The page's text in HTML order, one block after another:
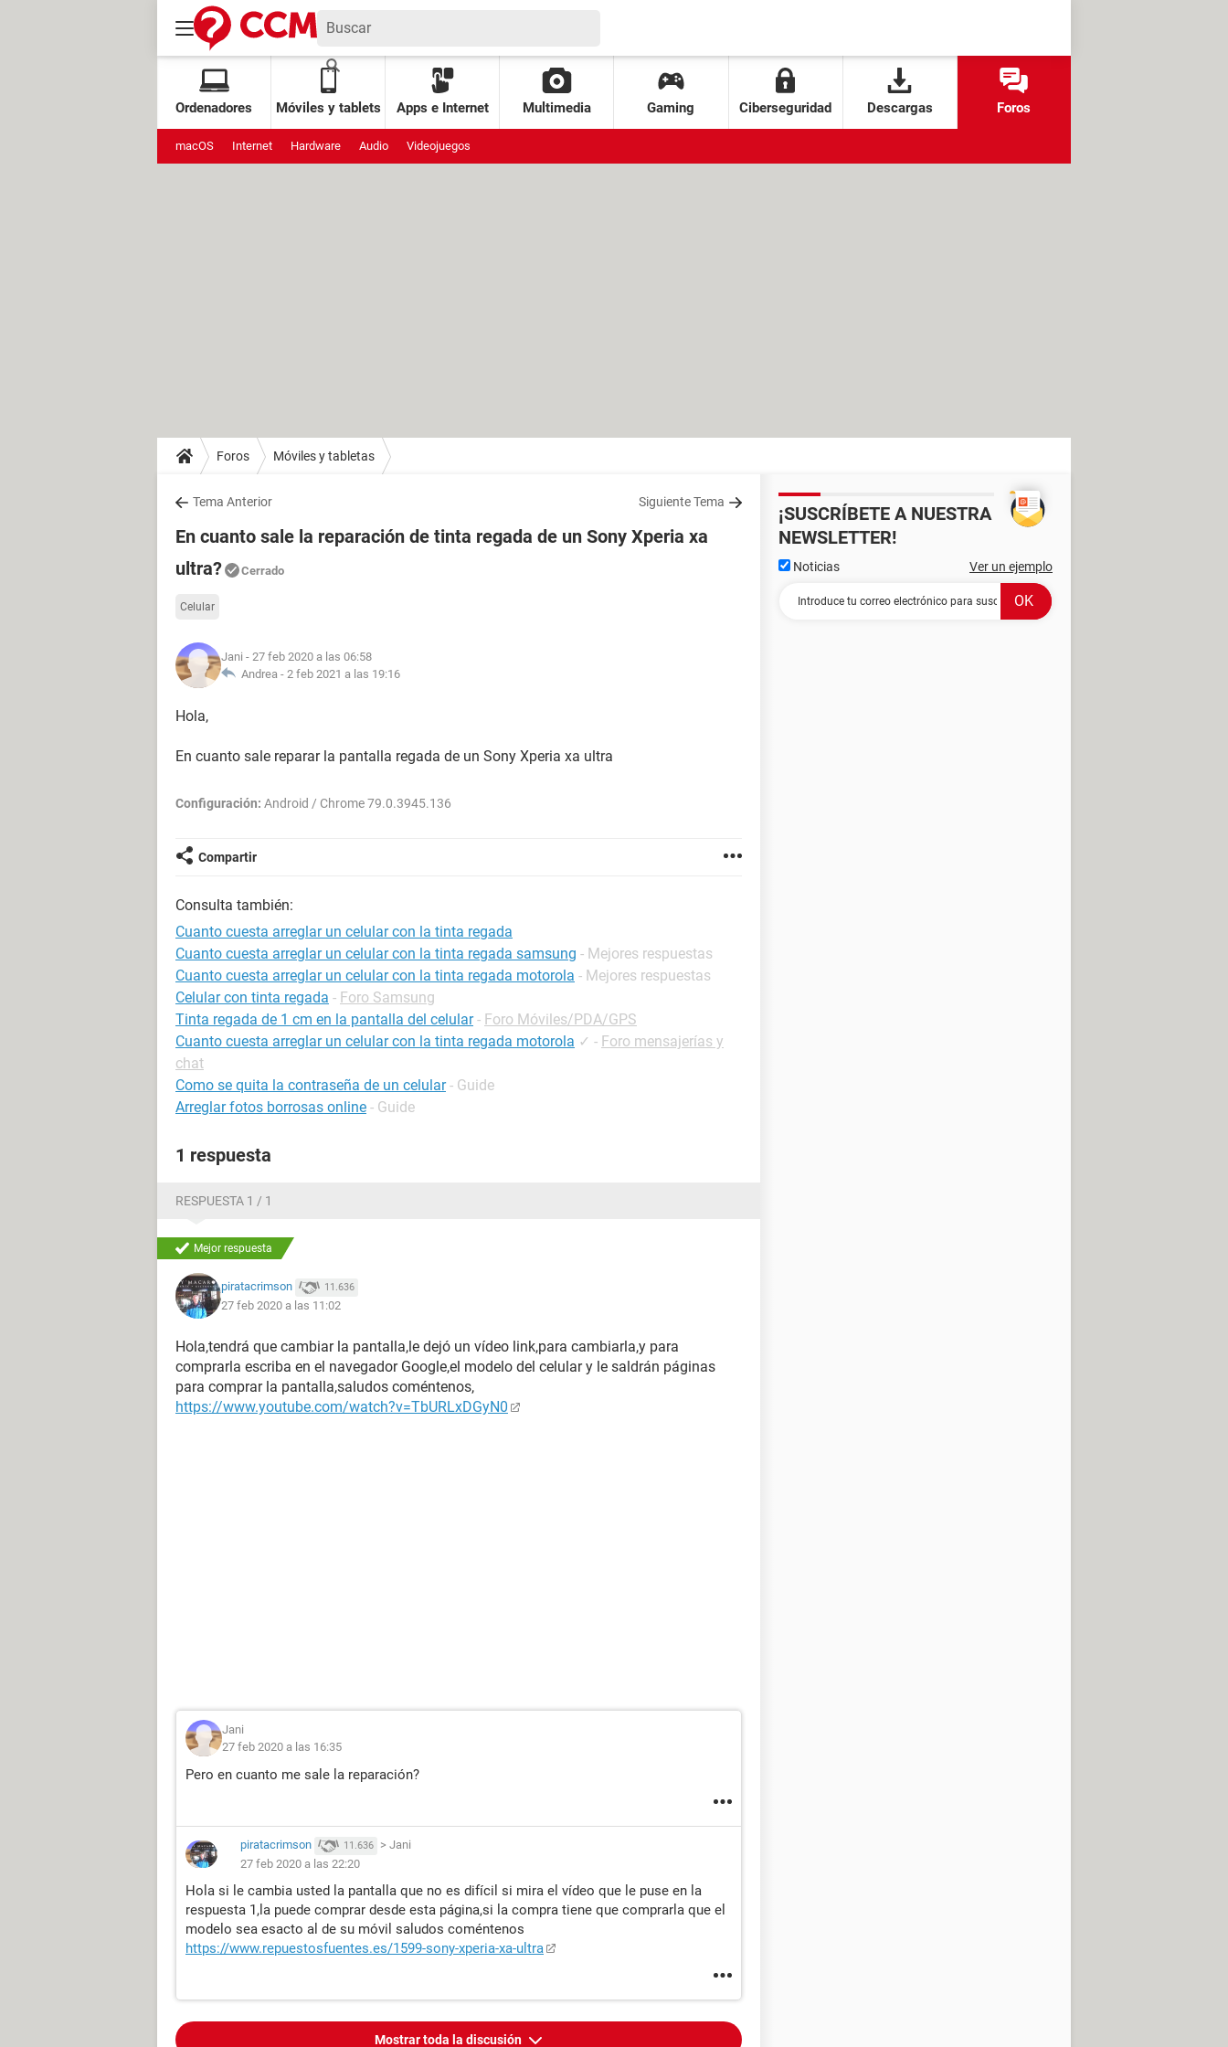
Ordenadores Móviles y tablets Apps e Internet Multimedia Gaming Ciberseguridad Descargas Foros
macOS Internet Hardware Audio Videojuegos
Foros Móviles y tabletas
Tema Anterior Siguiente Tema
En cuanto sale la reparación de tinta regada de un Sony Xperia xa
ultra?
Cerrado
Celular
Jani - 27 feb 2020 a las 06:58
Andrea - 2 feb 2021 a las 19:16
Hola,
En cuanto sale reparar la pantalla regada de un Sony Xperia xa ultra
Configuración: Android / Chrome 79.0.3945.136
Compartir
Consulta también:
Cuanto cuesta arreglar un celular con la tinta regada
Cuanto cuesta arreglar un celular con la tinta regada samsung - Mejores respuestas
Cuanto cuesta arreglar un celular con la tinta regada motorola - Mejores respuestas
Celular con tinta regada - Foro Samsung
Tinta regada de 1 cm en la pantalla del celular - Foro Móviles/PDA/GPS
Cuanto cuesta arreglar un celular con la tinta regada motorola ✓ - Foro mensajerías y
chat
Como se quita la contraseña de un celular - Guide
Arreglar fotos borrosas online - Guide
1 respuesta
RESPUESTA 1 / 1
Mejor respuesta
piratacrimson 11.636
27 feb 2020 a las 11:02
Hola,tendrá que cambiar la pantalla,le dejó un vídeo link,para cambiarla,y para
comprarla escriba en el navegador Google,el modelo del celular y le saldrán páginas
para comprar la pantalla,saludos coméntenos,
https://www.youtube.com/watch?v=TbURLxDGyN0
Jani
27 feb 2020 a las 16:35
Pero en cuanto me sale la reparación?
piratacrimson 11.636 > Jani
27 feb 2020 a las 22:20
Hola si le cambia usted la pantalla que no es difícil si mira el vídeo que le puse en la
respuesta 1,la puede comprar desde esta página,si la compra tiene que comprarla que el
modelo sea esacto al de su móvil saludos coméntenos
https://www.repuestosfuentes.es/1599-sony-xperia-xa-ultra
Mostrar toda la discusión
¡SUSCRÍBETE A NUESTRA
NEWSLETTER!
Noticias Ver un ejemplo